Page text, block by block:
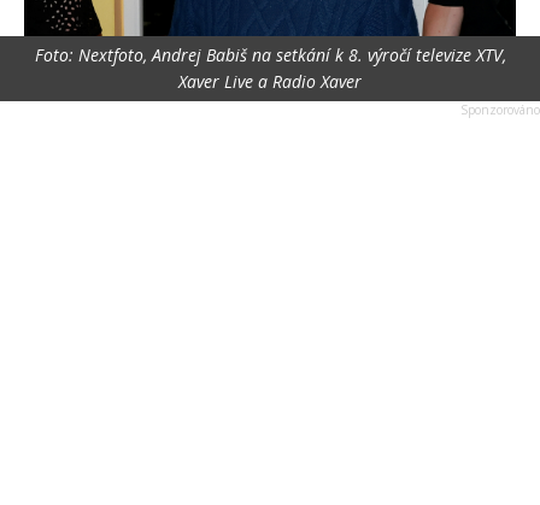
Foto: Nextfoto, Andrej Babiš na setkání k 8. výročí televize XTV,
Xaver Live a Radio Xaver